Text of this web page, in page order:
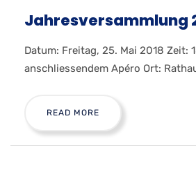
Jahresversammlung
Datum: Freitag, 25. Mai 2018 Zeit:
anschliessendem Apéro Ort:
READ MORE